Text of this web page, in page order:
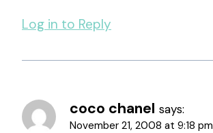
Log in to Reply
coco chanel says:
November 21, 2008 at 9:18 pm